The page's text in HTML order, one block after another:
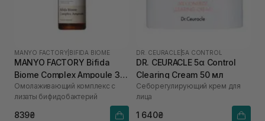
MANYO FACTORY BIFIDA BIOME
MANYO FACTORY Bifida
Biome Complex Ampoule 30
мл
Омолаживающий комплекс с
лизаты бифидобактерий
839₴
DR. CEURACLE |5Α CONTROL
DR. CEURACLE 5α Control
Clearing Cream 50 мл
Себорегулирующий крем для
лица
1 640₴